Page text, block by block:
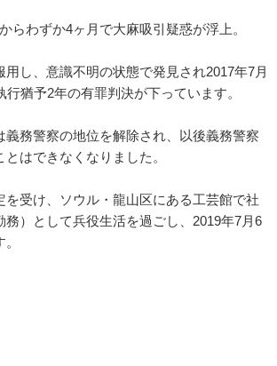
らわずか4ヶ月で大麻吸引疑惑が浮上。
用し、意識不明の状態で発見され2017年7月
行猶予2年の有罪判決が下っています。
義務警察の地位を解除され、以後義務警察
はできなくなりました。
を受け、ソウル・龍山区にある工芸館で社
務）として兵役生活を過ごし、2019年7月6